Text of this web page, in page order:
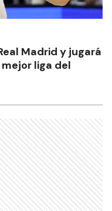
Madrid y jugará
liga del